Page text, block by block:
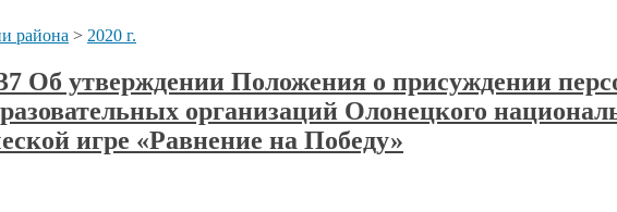
района > 2020 г.
Об утверждении Положения о присуждении
организаций Олонецкого
игре «Равнение на Победу»